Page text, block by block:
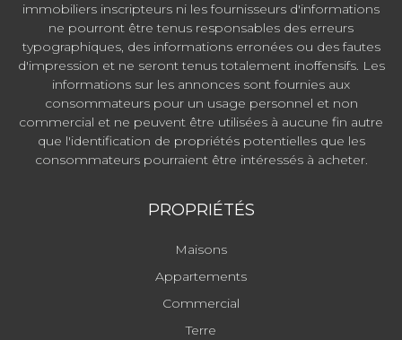
immobiliers inscripteurs ni les fournisseurs d'informations
ne pourront être tenus responsables des erreurs
typographiques, des informations erronées ou des fautes
d'impression et ne seront tenus totalement inoffensifs. Les
informations sur les annonces sont fournies aux
consommateurs pour un usage personnel et non
commercial et ne peuvent être utilisées à aucune fin autre
que l'identification de propriétés potentielles que les
consommateurs pourraient être intéressés à acheter.
PROPRIÉTÉS
Maisons
Appartements
Commercial
Terre